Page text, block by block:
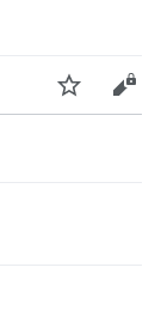
Suivre